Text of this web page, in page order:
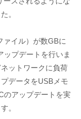
。
ァイル）が数GBに
ップデートを行いま
ットワークに負荷
データをUSBメモ
のアップデートを実
。